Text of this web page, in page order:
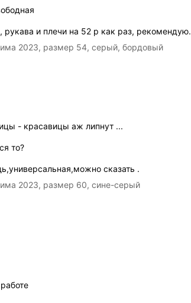
рукава и плечи на 52 р как раз, рекомендую.
2023, размер 54, серый, бордовый
- красавицы аж липнут ...
то?
сказать .
2023, размер 60, сине-серый